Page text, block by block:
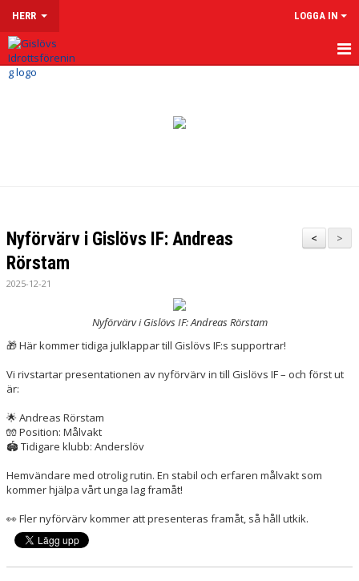
HERR LOGGA IN
HEM
KONTAKT
>
<
Nyförvärv i Gislövs IF: Andreas
Rörstam
2025-12-21
Nyförvärv i Gislövs IF: Andreas Rörstam
🎁 Här kommer tidiga julklappar till Gislövs IF:s supportrar!
Vi rivstartar presentationen av nyförvärv in till Gislövs IF – och först ut
är:
🌟 Andreas Rörstam
🧤 Position: Målvakt
🏟 Tidigare klubb: Anderslöv
Hemvändare med otrolig rutin. En stabil och erfaren målvakt som
kommer hjälpa vårt unga lag framåt!
👀 Fler nyförvärv kommer att presenteras framåt, så håll utkik.